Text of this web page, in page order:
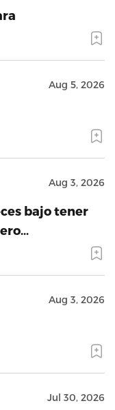
Aug 5, 2026
Aug 3, 2026
bajo tener
Aug 3, 2026
Jul 30, 2026